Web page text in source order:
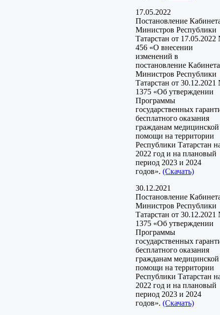
17.05.2022
Постановление
Министров Республики
Татарстан от
456 «О внесении
изменений в
постановление Кабинета
Министров Республики
Татарстан от
1375 «Об утверждении
Программы
государственных
бесплатного оказания
гражданам медицинской
помощи на территории
Республики Татарстан
2022 год и на плановый
период 2023 и 2024
годов». (Скачать)
30.12.2021
Постановление
Министров Республики
Татарстан от
1375 «Об утверждении
Программы
государственных
бесплатного оказания
гражданам медицинской
помощи на территории
Республики Татарстан
2022 год и на плановый
период 2023 и 2024
годов». (Скачать)